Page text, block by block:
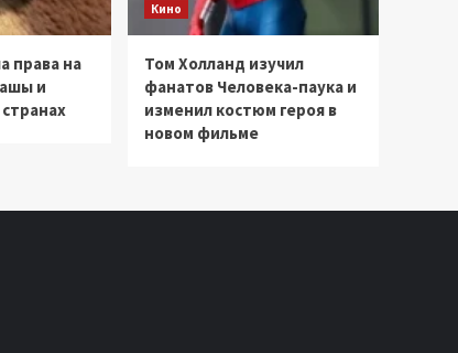
права на
и
Кино
Том Холланд изучил
фанатов Человека-паука и
изменил костюм героя в
новом фильме